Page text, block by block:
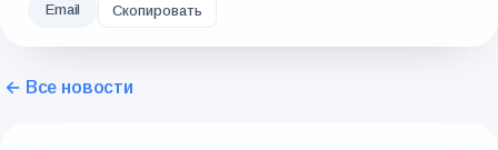
Email Скопировать
← Все новости